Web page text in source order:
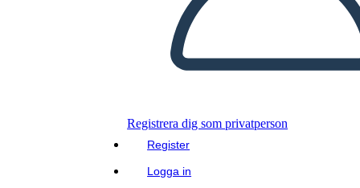
Registrera dig som privatperson
Register
Logga in